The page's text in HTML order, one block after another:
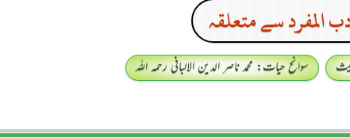
المفرد سے متعلقہ
سوانح حیات: محمد ناصر الدین الالبانی رحمہ اللہ